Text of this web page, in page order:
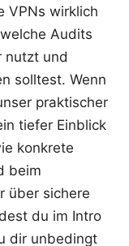
VPNs wirklich
Audits
nutzt und
solltest. Wenn
praktischer
tiefer Einblick
konkrete
beim
über sichere
du im Intro
dir unbedingt